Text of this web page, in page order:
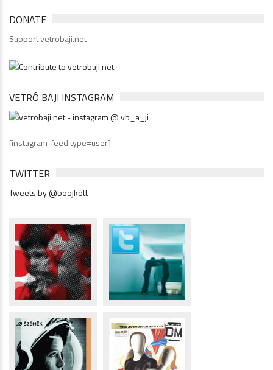
DONATE
Support vetrobaji.net
VETRÓ BAJI INSTAGRAM
[instagram-feed type=user]
TWITTER
Tweets by @boojkott